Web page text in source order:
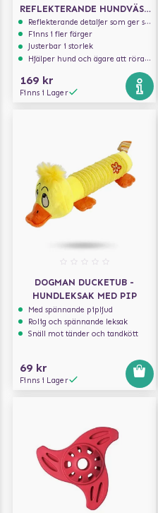
REFLEKTERANDE HUNDVÄST
- ROSA
Reflekterande detaljer som ger synlighet i svagt ljus
Finns i fler färger
Justerbar i storlek
Hjälper hund och ägare att röra sig säkert i trafiken
169 kr
Finns i Lager
DOGMAN DUCKETUB -
HUNDLEKSAK MED PIP
Med spännande pipljud
Rolig och spännande leksak
Snäll mot tänder och tandkött
69 kr
Finns i Lager